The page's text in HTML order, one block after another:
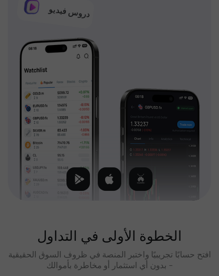
دروس فيديو
الخطوة الأولى في التداول
افتح حسابًا تجريبيًا واختبر المنصة في ظروف السوق الحقيقية
- بدون أي استثمار أو مخاطرة بأموالك